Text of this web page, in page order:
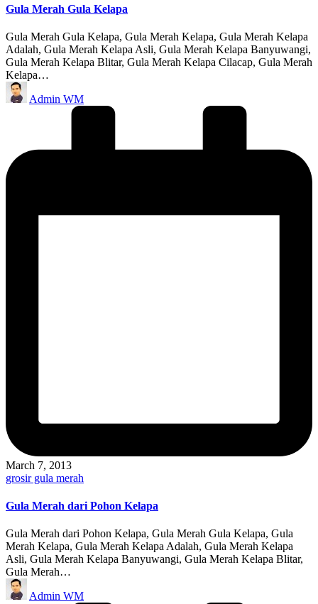
Gula Merah Gula Kelapa
Gula Merah Gula Kelapa, Gula Merah Kelapa, Gula Merah Kelapa
Adalah, Gula Merah Kelapa Asli, Gula Merah Kelapa Banyuwangi,
Gula Merah Kelapa Blitar, Gula Merah Kelapa Cilacap, Gula Merah
Kelapa…
Posted
by
Admin WM
March 7, 2013
Posted
grosir gula merah
Gula Merah dari Pohon Kelapa
Gula Merah dari Pohon Kelapa, Gula Merah Gula Kelapa, Gula
Merah Kelapa, Gula Merah Kelapa Adalah, Gula Merah Kelapa
Asli, Gula Merah Kelapa Banyuwangi, Gula Merah Kelapa Blitar,
Gula Merah…
Posted
by
Admin WM